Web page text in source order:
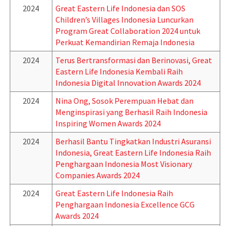
2024
Great Eastern Life Indonesia dan SOS
Children’s Villages Indonesia Luncurkan
Program Great Collaboration 2024 untuk
Perkuat Kemandirian Remaja Indonesia
2024
Terus Bertransformasi dan Berinovasi, Great
Eastern Life Indonesia Kembali Raih
Indonesia Digital Innovation Awards 2024
2024
Nina Ong, Sosok Perempuan Hebat dan
Menginspirasi yang Berhasil Raih Indonesia
Inspiring Women Awards 2024
2024
Berhasil Bantu Tingkatkan Industri Asuransi
Indonesia, Great Eastern Life Indonesia Raih
Penghargaan Indonesia Most Visionary
Companies Awards 2024
2024
Great Eastern Life Indonesia Raih
Penghargaan Indonesia Excellence GCG
Awards 2024